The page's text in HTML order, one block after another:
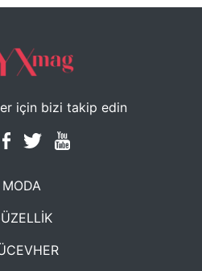
için bizi takip edin
MODA